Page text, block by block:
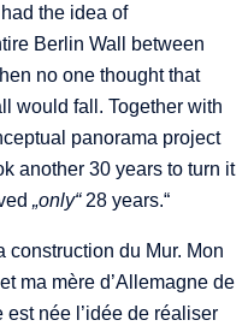
the idea of
Berlin Wall between
no one thought that
would fall. Together with
panorama project
another 30 years to turn it
„only“28 years.“
construction du Mur. Mon
ma mère d’Allemagne de
est née l’idée de réaliser